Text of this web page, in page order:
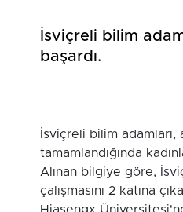
İsviçreli bilim
başardı.
İsviçreli bilim adamları,
tamamlandığında
Alınan bilgiye göre,
çalışmasını 2 katına